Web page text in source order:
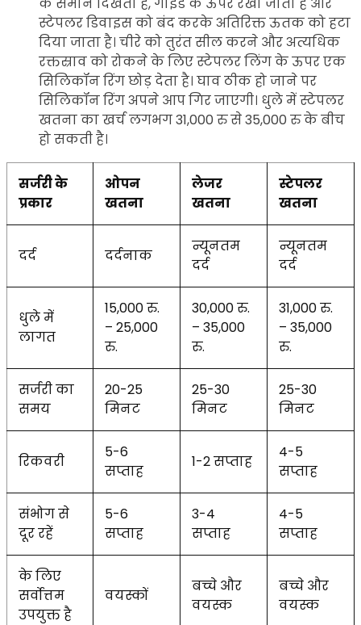
स्टेपलर डिवाइस को बंद करके अतिरिक्त ऊतक को हटा
दिया जाता है। चीरे को तुरंत सील करने और अत्यधिक
रक्तस्राव को रोकने के लिए स्टेपलर लिंग के ऊपर एक
सिलिकॉन रिंग छोड़ देता है। घाव ठीक हो जाने पर
सिलिकॉन रिंग अपने आप गिर जाएगी। धुले में स्टेपलर
खतना का खर्च लगभग 31,000 रु से 35,000 रु के बीच
हो सकती है।
सर्जरी के
प्रकार
ओपन
खतना
लेजर
खतना
स्टेपलर
खतना
दर्द दर्दनाक
न्यूनतम
दर्द
न्यूनतम
दर्द
धुले में
लागत
15,000 रु.
– 25,000
रु.
30,000 रु.
– 35,000
रु.
31,000 रु.
– 35,000
रु.
सर्जरी का
समय
20-25
मिनट
25-30
मिनट
25-30
मिनट
रिकवरी
5-6
सप्ताह
1-2 सप्ताह
4-5
सप्ताह
संभोग से
दूर रहें
5-6
सप्ताह
3-4
सप्ताह
4-5
सप्ताह
के लिए
सर्वोत्तम
उपयुक्त है
वयस्कों
बच्चे और
वयस्क
बच्चे और
वयस्क